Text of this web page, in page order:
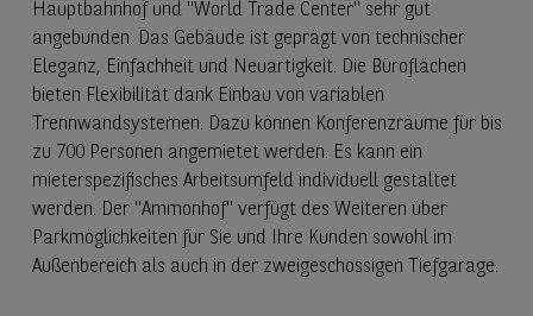
Hauptbahnhof und "World Trade Center" sehr gut
angebunden. Das Gebäude ist geprägt von technischer
Eleganz, Einfachheit und Neuartigkeit. Die Büroflächen
bieten Flexibilität dank Einbau von variablen
Trennwandsystemen. Dazu können Konferenzräume für bis
zu 700 Personen angemietet werden. Es kann ein
mieterspezifisches Arbeitsumfeld individuell gestaltet
werden. Der "Ammonhof" verfügt des Weiteren über
Parkmöglichkeiten für Sie und Ihre Kunden sowohl im
Außenbereich als auch in der zweigeschossigen Tiefgarage.